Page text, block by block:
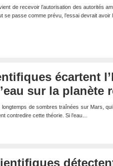
de recevoir l’autorisation des autorités
se passe comme prévu, l’essai devrait avoir
écartent
sur la planète
de sombres traînées sur Mars,
contredire cette théorie. Si l’eau…